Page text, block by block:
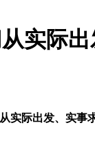
实际
实际出发、实事